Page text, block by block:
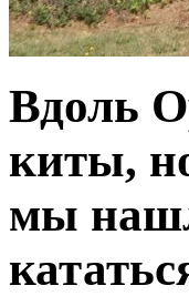
Вдоль
киты,
мы